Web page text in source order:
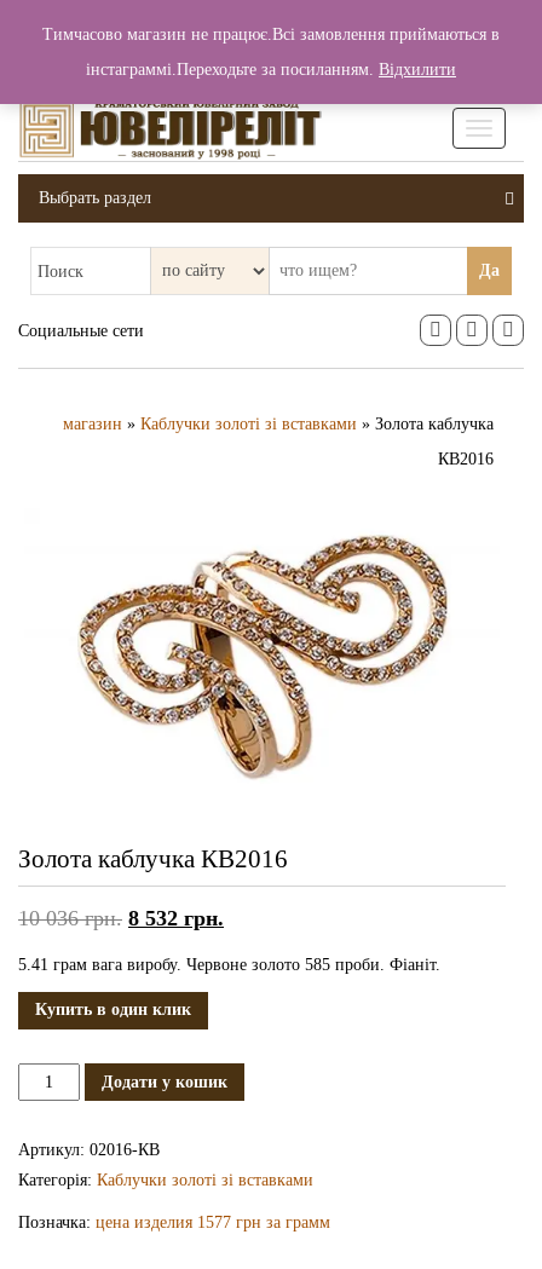
Вход / Регистрация 0 грн.
Выбрать раздел
Поиск Да
Социальные сети
магазин » Каблучки золоті зі вставками » Золота каблучка
КВ2016
Золота каблучка КВ2016
10 036грн. 8 532 грн.
5.41 грам вага виробу. Червоне золото 585 проби. Фіаніт.
Купить в один клик
Золота
Додати у кошик
Артикул: 02016-КВ
Категорія: Каблучки золоті зі вставками
Позначка: цена изделия 1577 грн за грамм
Тимчасово магазин не працює.Всі замовлення приймаються в
інстаграммі.Переходьте за посиланням. Відхилити